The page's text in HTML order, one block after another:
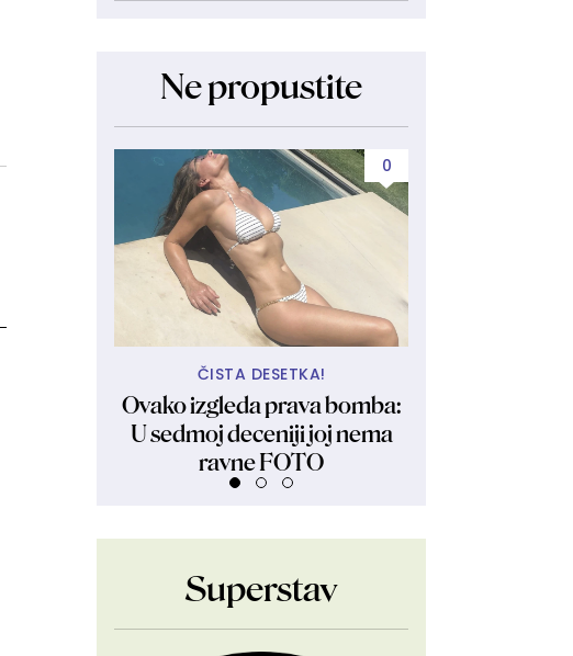
Ne propustite
0
ČISTA DESETKA!
Ovako izgleda prava bomba:
U sedmoj deceniji joj nema
ravne FOTO
Superstav